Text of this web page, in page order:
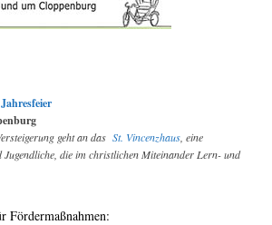
geht an das St. Vincenzhaus , eine
die im christlichen Miteinander Lern- und
Fördermaßnahmen: